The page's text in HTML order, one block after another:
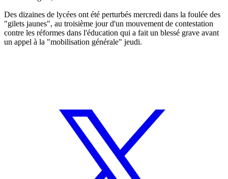
Des dizaines de lycées ont été perturbés mercredi dans la foulée des
"gilets jaunes", au troisième jour d'un mouvement de contestation
contre les réformes dans l'éducation qui a fait un blessé grave avant
un appel à la "mobilisation générale" jeudi.